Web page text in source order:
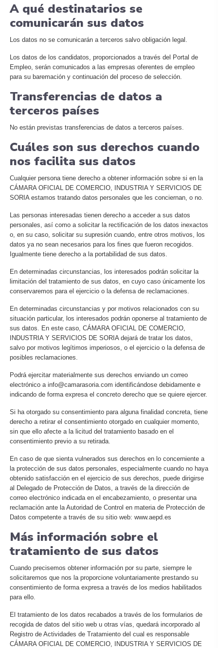
A qué destinatarios se
comunicarán sus datos
Los datos no se comunicarán a terceros salvo obligación legal.
Los datos de los candidatos, proporcionados a través del Portal de
Empleo, serán comunicados a las empresas oferentes de empleo
para su baremación y continuación del proceso de selección.
Transferencias de datos a
terceros países
No están previstas transferencias de datos a terceros países.
Cuáles son sus derechos cuando
nos facilita sus datos
Cualquier persona tiene derecho a obtener información sobre si en la
CÁMARA OFICIAL DE COMERCIO, INDUSTRIA Y SERVICIOS DE
SORIA estamos tratando datos personales que les conciernan, o no.
Las personas interesadas tienen derecho a acceder a sus datos
personales, así como a solicitar la rectificación de los datos inexactos
o, en su caso, solicitar su supresión cuando, entre otros motivos, los
datos ya no sean necesarios para los fines que fueron recogidos.
Igualmente tiene derecho a la portabilidad de sus datos.
En determinadas circunstancias, los interesados podrán solicitar la
limitación del tratamiento de sus datos, en cuyo caso únicamente los
conservaremos para el ejercicio o la defensa de reclamaciones.
En determinadas circunstancias y por motivos relacionados con su
situación particular, los interesados podrán oponerse al tratamiento de
sus datos. En este caso, CÁMARA OFICIAL DE COMERCIO,
INDUSTRIA Y SERVICIOS DE SORIA dejará de tratar los datos,
salvo por motivos legítimos imperiosos, o el ejercicio o la defensa de
posibles reclamaciones.
Podrá ejercitar materialmente sus derechos enviando un correo
electrónico a info@camarasoria.com identificándose debidamente e
indicando de forma expresa el concreto derecho que se quiere ejercer.
Si ha otorgado su consentimiento para alguna finalidad concreta, tiene
derecho a retirar el consentimiento otorgado en cualquier momento,
sin que ello afecte a la licitud del tratamiento basado en el
consentimiento previo a su retirada.
En caso de que sienta vulnerados sus derechos en lo concerniente a
la protección de sus datos personales, especialmente cuando no haya
obtenido satisfacción en el ejercicio de sus derechos, puede dirigirse
al Delegado de Protección de Datos, a través de la dirección de
correo electrónico indicada en el encabezamiento, o presentar una
reclamación ante la Autoridad de Control en materia de Protección de
Datos competente a través de su sitio web: www.aepd.es
Más información sobre el
tratamiento de sus datos
Cuando precisemos obtener información por su parte, siempre le
solicitaremos que nos la proporcione voluntariamente prestando su
consentimiento de forma expresa a través de los medios habilitados
para ello.
El tratamiento de los datos recabados a través de los formularios de
recogida de datos del sitio web u otras vías, quedará incorporado al
Registro de Actividades de Tratamiento del cual es responsable
CÁMARA OFICIAL DE COMERCIO, INDUSTRIA Y SERVICIOS DE